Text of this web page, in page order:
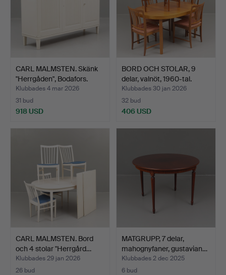
CARL MALMSTEN. Skänk
"Herrgåden", Bodafors.
Klubbades 4 mar 2026
31 bud
918 USD
BORD OCH STOLAR, 9
delar, valnöt, 1960-tal.
Klubbades 30 jan 2026
32 bud
406 USD
CARL MALMSTEN. Bord
och 4 stolar "Herrgård…
Klubbades 29 jan 2026
26 bud
MATGRUPP, 7 delar,
mahognyfaner, gustavian…
Klubbades 2 dec 2025
6 bud